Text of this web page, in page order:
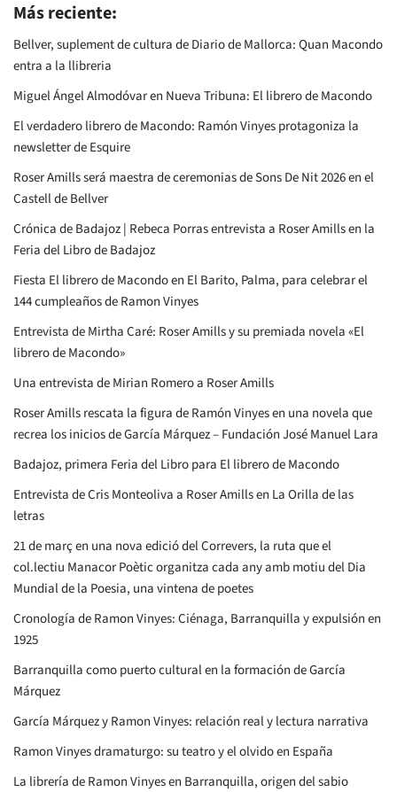
Más reciente:
Bellver, suplement de cultura de Diario de Mallorca: Quan Macondo
entra a la llibreria
Miguel Ángel Almodóvar en Nueva Tribuna: El librero de Macondo
El verdadero librero de Macondo: Ramón Vinyes protagoniza la
newsletter de Esquire
Roser Amills será maestra de ceremonias de Sons De Nit 2026 en el
Castell de Bellver
Crónica de Badajoz | Rebeca Porras entrevista a Roser Amills en la
Feria del Libro de Badajoz
Fiesta El librero de Macondo en El Barito, Palma, para celebrar el
144 cumpleaños de Ramon Vinyes
Entrevista de Mirtha Caré: Roser Amills y su premiada novela «El
librero de Macondo»
Una entrevista de Mirian Romero a Roser Amills
Roser Amills rescata la figura de Ramón Vinyes en una novela que
recrea los inicios de García Márquez – Fundación José Manuel Lara
Badajoz, primera Feria del Libro para El librero de Macondo
Entrevista de Cris Monteoliva a Roser Amills en La Orilla de las
letras
21 de març en una nova edició del Correvers, la ruta que el
col.lectiu Manacor Poètic organitza cada any amb motiu del Dia
Mundial de la Poesia, una vintena de poetes
Cronología de Ramon Vinyes: Ciénaga, Barranquilla y expulsión en
1925
Barranquilla como puerto cultural en la formación de García
Márquez
García Márquez y Ramon Vinyes: relación real y lectura narrativa
Ramon Vinyes dramaturgo: su teatro y el olvido en España
La librería de Ramon Vinyes en Barranquilla, origen del sabio